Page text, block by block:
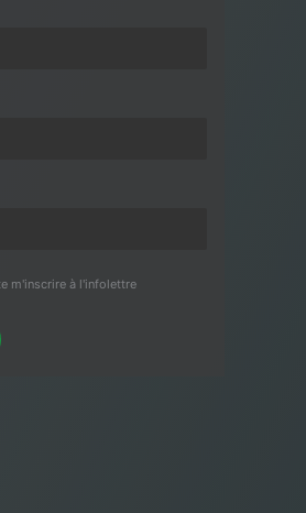
m'inscrire à l'infolettre